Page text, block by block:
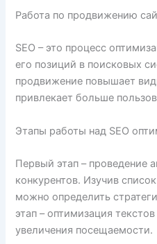
Работа по продвижению
SEO – это процесс
его позиций в поисковых
продвижение повышает
привлекает больше
Этапы работы над SEO
Первый этап – проведение
конкурентов. Изучив
можно определить
этап – оптимизация
увеличения посещаемости.